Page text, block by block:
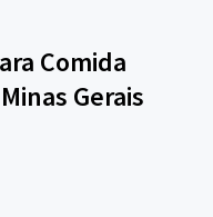
Comida
Gerais